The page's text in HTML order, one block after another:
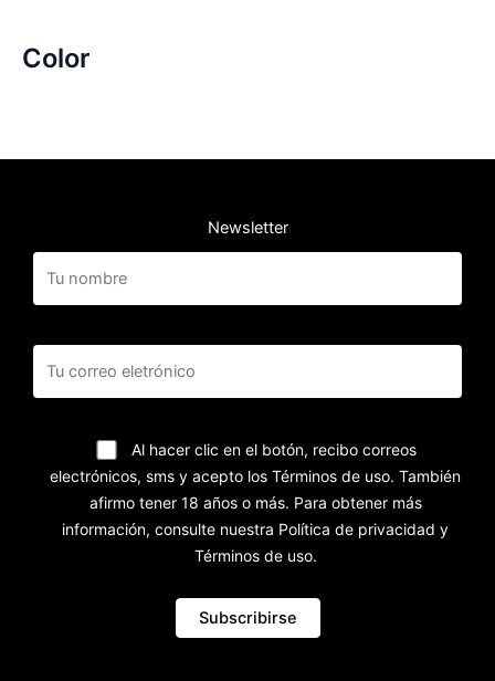
Color
Newsletter
Al hacer clic en el botón, recibo correos
electrónicos, sms y acepto los Términos de uso. También
afirmo tener 18 años o más. Para obtener más
información, consulte nuestra Política de privacidad y
Términos de uso.